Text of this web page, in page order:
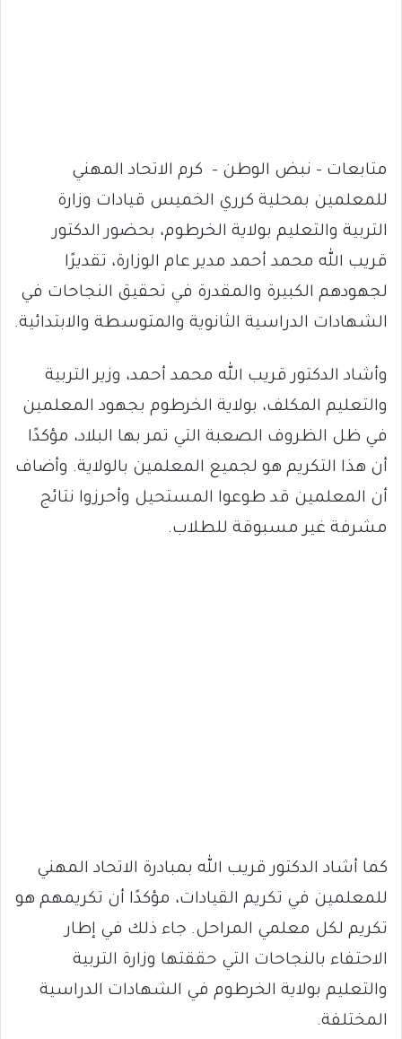
متابعات – نبض الوطن – كرم الاتحاد المهني
للمعلمين بمحلية كرري الخميس قيادات وزارة
التربية والتعليم بولاية الخرطوم، بحضور الدكتور
قريب الله محمد أحمد مدير عام الوزارة، تقديرًا
لجهودهم الكبيرة والمقدرة في تحقيق النجاحات في
الشهادات الدراسية الثانوية والمتوسطة والابتدائية.
وأشاد الدكتور قريب الله محمد أحمد، وزير التربية
والتعليم المكلف، بولاية الخرطوم بجهود المعلمين
في ظل الظروف الصعبة التي تمر بها البلاد، مؤكدًا
أن هذا التكريم هو لجميع المعلمين بالولاية. وأضاف
أن المعلمين قد طوعوا المستحيل وأحرزوا نتائج
مشرفة غير مسبوقة للطلاب.
كما أشاد الدكتور قريب الله بمبادرة الاتحاد المهني
للمعلمين في تكريم القيادات، مؤكدًا أن تكريمهم هو
تكريم لكل معلمي المراحل. جاء ذلك في إطار
الاحتفاء بالنجاحات التي حققتها وزارة التربية
والتعليم بولاية الخرطوم في الشهادات الدراسية
المختلفة.